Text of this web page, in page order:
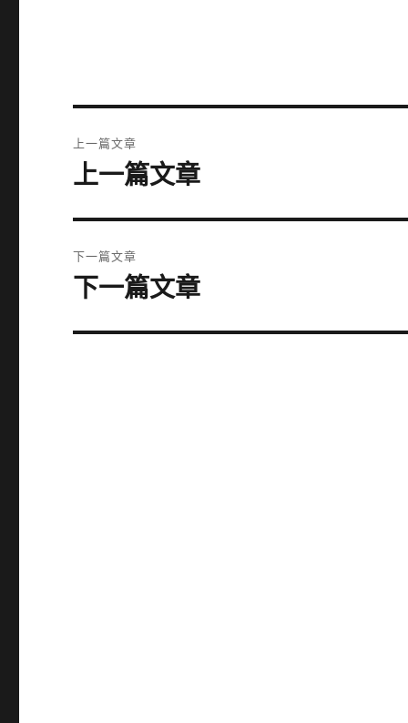
章
上一篇文章
上
篇
文
章:
上一篇文章
下一篇文章
下
篇
下一篇文章